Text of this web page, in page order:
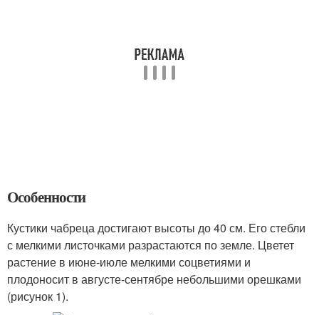
Особенности
Кустики чабреца достигают высоты до 40 см. Его стебли
с мелкими листочками разрастаются по земле. Цветет
растение в июне-июле мелкими соцветиями и
плодоносит в августе-сентябре небольшими орешками
(рисунок 1).